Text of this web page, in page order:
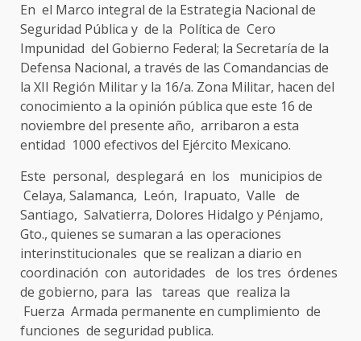
En el Marco integral de la Estrategia Nacional de
Seguridad Pública y de la Política de Cero
Impunidad del Gobierno Federal; la Secretaría de la
Defensa Nacional, a través de las Comandancias de
la XII Región Militar y la 16/a. Zona Militar, hacen del
conocimiento a la opinión pública que este 16 de
noviembre del presente año, arribaron a esta
entidad 1000 efectivos del Ejército Mexicano.
Este personal, desplegará en los municipios de
Celaya, Salamanca, León, Irapuato, Valle de
Santiago, Salvatierra, Dolores Hidalgo y Pénjamo,
Gto., quienes se sumaran a las operaciones
interinstitucionales que se realizan a diario en
coordinación con autoridades de los tres órdenes
de gobierno, para las tareas que realiza la
Fuerza Armada permanente en cumplimiento de
funciones de seguridad publica.